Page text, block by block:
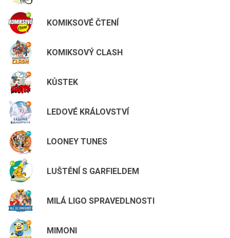
KOMIKSOVÉ ČTENÍ
KOMIKSOVÝ CLASH
KŮSTEK
LEDOVÉ KRÁLOVSTVÍ
LOONEY TUNES
LUŠTĚNÍ S GARFIELDEM
MILÁ LIGO SPRAVEDLNOSTI
MIMONI